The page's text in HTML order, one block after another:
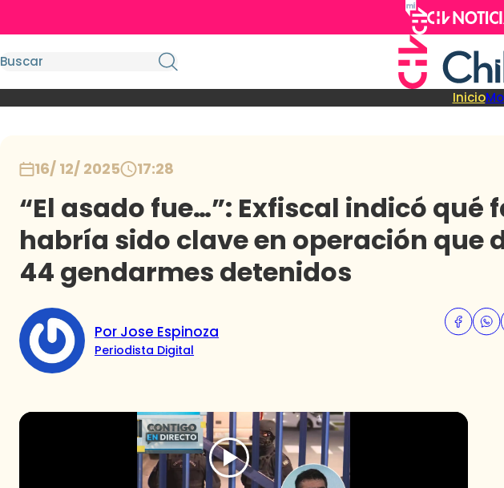
Inicio
16/ 12/ 2025 17:28
“El asado fue…”: Exfiscal indicó qué
habría sido clave en operación que
44 gendarmes detenidos
Por Jose Espinoza
Periodista Digital